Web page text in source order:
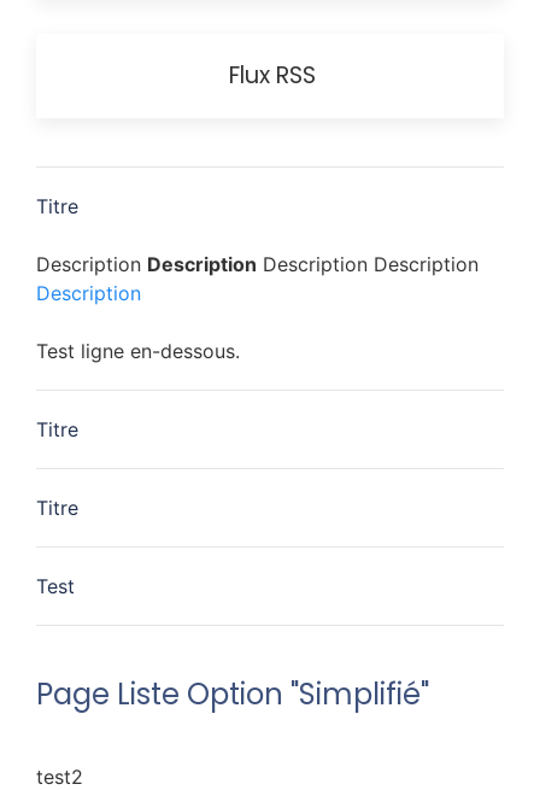
Flux RSS
Titre
Description Description Description Description
Description
Test ligne en-dessous.
Titre
Titre
Test
Page Liste Option "Simplifié"
test2